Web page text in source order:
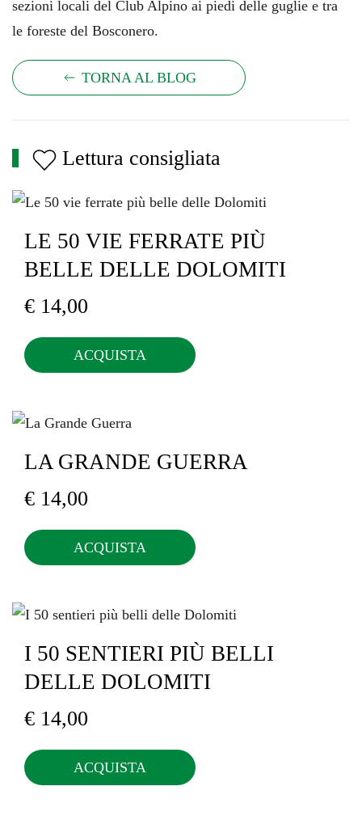
sezioni locali del Club Alpino ai piedi delle guglie e tra
le foreste del Bosconero.
TORNA AL BLOG
Lettura consigliata
LE 50 VIE FERRATE PIÙ
BELLE DELLE DOLOMITI
€ 14,00
ACQUISTA
LA GRANDE GUERRA
€ 14,00
ACQUISTA
I 50 SENTIERI PIÙ BELLI
DELLE DOLOMITI
€ 14,00
ACQUISTA